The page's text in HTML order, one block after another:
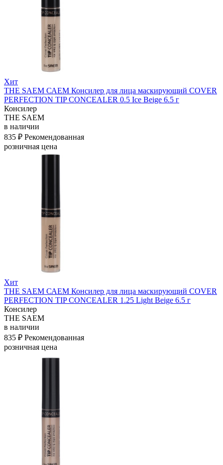
Хит
THE SAEM САЕМ Консилер для лица маскирующий COVER
PERFECTION TIP CONCEALER 0.5 Ice Beige 6.5 г
Консилер
THE SAEM
в наличии
835 ₽ Рекомендованная
розничная цена
Хит
THE SAEM САЕМ Консилер для лица маскирующий COVER
PERFECTION TIP CONCEALER 1.25 Light Beige 6.5 г
Консилер
THE SAEM
в наличии
835 ₽ Рекомендованная
розничная цена